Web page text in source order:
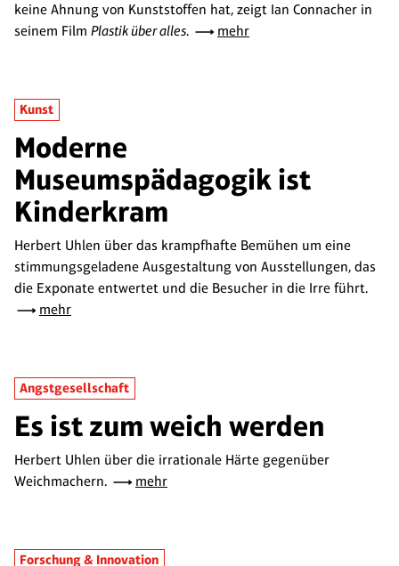
keine Ahnung von Kunststoffen hat, zeigt Ian Connacher in
seinem Film Plastik über alles. mehr
Kunst
Moderne
Museumspädagogik ist
Kinderkram
Herbert Uhlen über das krampfhafte Bemühen um eine
stimmungsgeladene Ausgestaltung von Ausstellungen, das
die Exponate entwertet und die Besucher in die Irre führt.
mehr
Angstgesellschaft
Es ist zum weich werden
Herbert Uhlen über die irrationale Härte gegenüber
Weichmachern.
mehr
Forschung & Innovation